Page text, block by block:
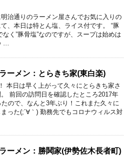
治通りのラーメン屋さんでお気に入りの
て、本日は特とん塩、ライス付です。 “豚
なく”豚骨塩”なのですが、スープは始めは
…
ーメン：とらきち家(東白楽)
本日は早く上がって久々にとらきち家さ
前回の訪問日を確認したところ2017年
ので、なんと3年ぶり！これまた久々に
った(;´∀｀) 勤務先でもコロナウィルス対
ーメン：勝鬨家(伊勢佐木長者町)